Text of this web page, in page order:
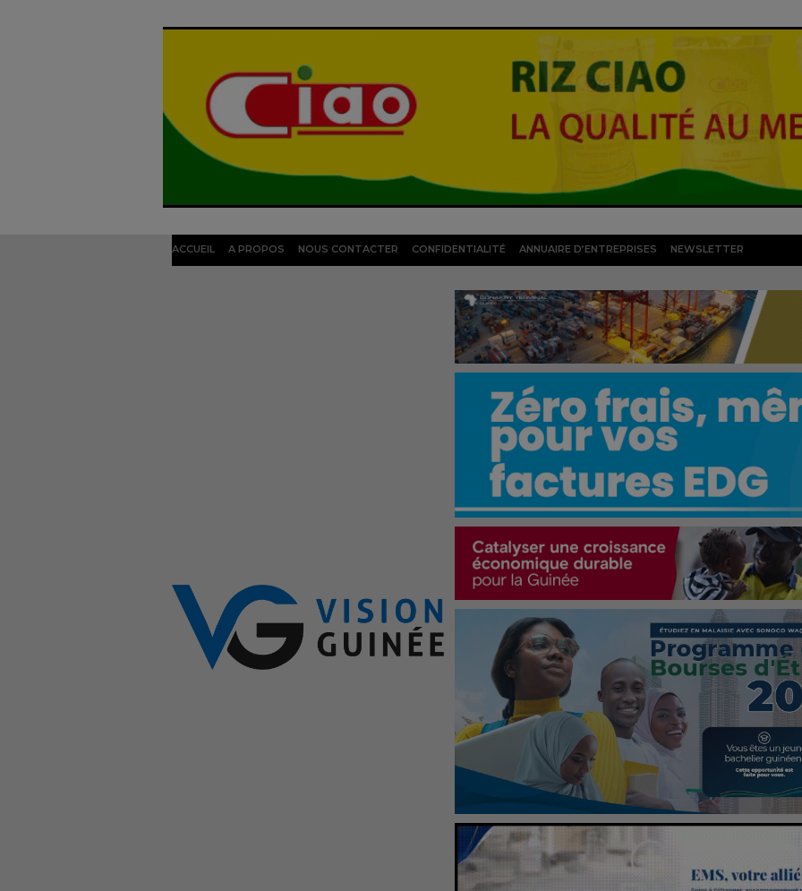
ACCUEIL A PROPOS NOUS CONTACTER CONFIDENTIALITÉ ANNUAIRE D’ENTREPRISES NEWSLETTER